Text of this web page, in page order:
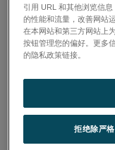
引用 URL 和其他浏览信
的性能和流量，改善网站
在本网站和第三方网站上
按钮管理您的偏好。更多
的隐私政策链接。
拒绝除严